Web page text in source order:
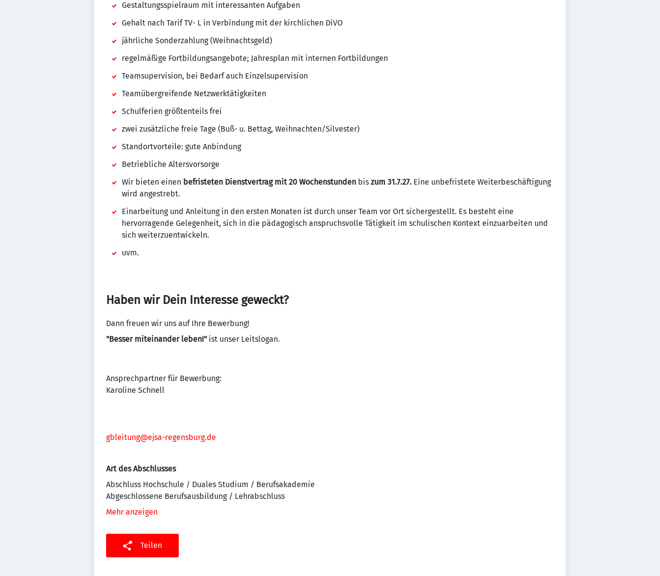
Gestaltungsspielraum mit interessanten Aufgaben
Gehalt nach Tarif TV- L in Verbindung mit der kirchlichen DiVO
jährliche Sonderzahlung (Weihnachtsgeld)
regelmäßige Fortbildungsangebote; Jahresplan mit internen Fortbildungen
Teamsupervision, bei Bedarf auch Einzelsupervision
Teamübergreifende Netzwerktätigkeiten
Schulferien größtenteils frei
zwei zusätzliche freie Tage (Buß- u. Bettag, Weihnachten/Silvester)
Standortvorteile: gute Anbindung
Betriebliche Altersvorsorge
Wir bieten einen befristeten Dienstvertrag mit 20 Wochenstunden bis zum 31.7.27. Eine unbefristete Weiterbeschäftigung
wird angestrebt.
Einarbeitung und Anleitung in den ersten Monaten ist durch unser Team vor Ort sichergestellt. Es besteht eine
hervorragende Gelegenheit, sich in die pädagogisch anspruchsvolle Tätigkeit im schulischen Kontext einzuarbeiten und
sich weiterzuentwickeln.
uvm.
Haben wir Dein Interesse geweckt?
Dann freuen wir uns auf Ihre Bewerbung!
"Besser miteinander leben!" ist unser Leitslogan.
Ansprechpartner für Bewerbung:
Karoline Schnell
gbleitung@ejsa-regensburg.de
Art des Abschlusses
Abschluss Hochschule / Duales Studium / Berufsakademie
Abgeschlossene Berufsausbildung / Lehrabschluss
Mehr anzeigen
Teilen